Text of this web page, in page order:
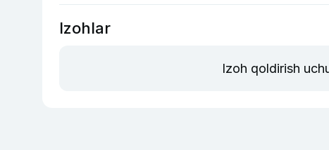
Izohlar
Izoh qoldirish